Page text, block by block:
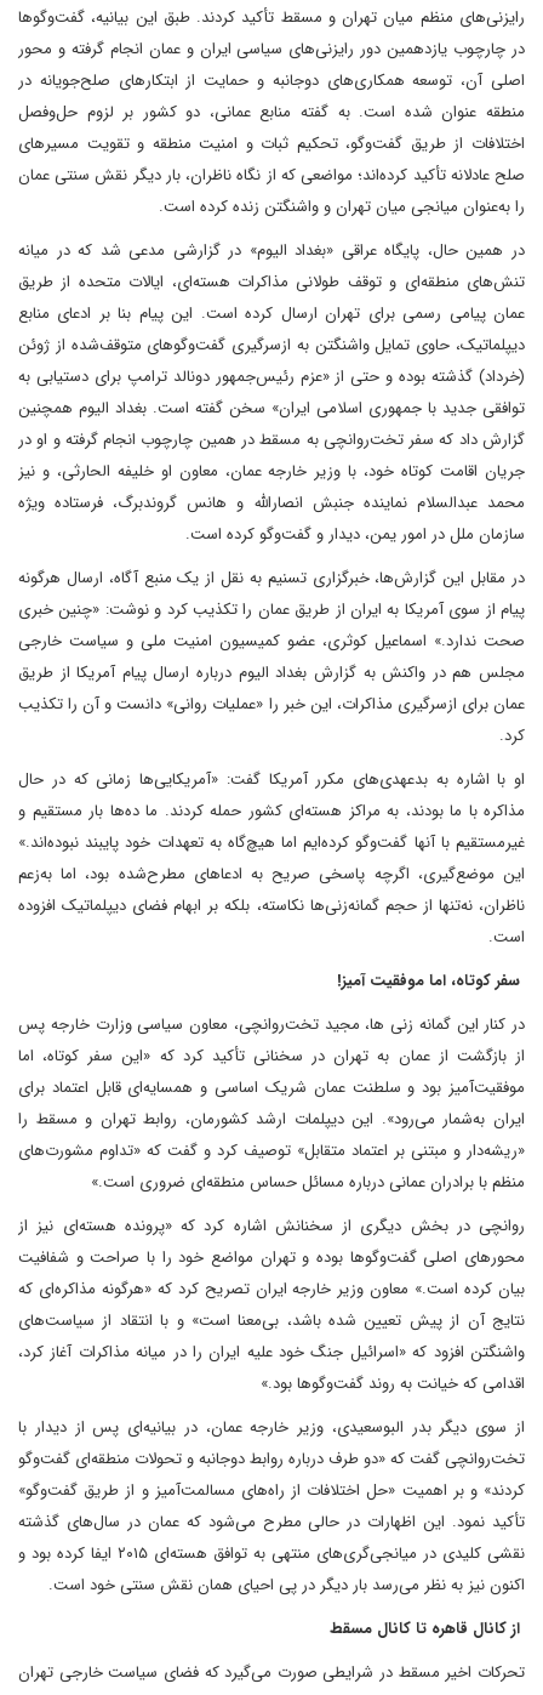
رایزنی‌های منظم میان تهران و مسقط تأکید کردند. طبق این بیانیه، گفت‌وگوها
در چارچوب یازدهمین دور رایزنی‌های سیاسی ایران و عمان انجام گرفته و محور
اصلی آن، توسعه همکاری‌های دوجانبه و حمایت از ابتکارهای صلح‌جویانه در
منطقه عنوان شده است. به گفته منابع عمانی، دو کشور بر لزوم حل‌وفصل
اختلافات از طریق گفت‌وگو، تحکیم ثبات و امنیت منطقه و تقویت مسیرهای
صلح عادلانه تأکید کرده‌اند؛ مواضعی که از نگاه ناظران، بار دیگر نقش سنتی عمان
را به‌عنوان میانجی میان تهران و واشنگتن زنده کرده است.
در همین حال، پایگاه عراقی «بغداد الیوم» در گزارشی مدعی شد که در میانه
تنش‌های منطقه‌ای و توقف طولانی مذاکرات هسته‌ای، ایالات متحده از طریق
عمان پیامی رسمی برای تهران ارسال کرده است. این پیام بنا بر ادعای منابع
دیپلماتیک، حاوی تمایل واشنگتن به ازسرگیری گفت‌وگوهای متوقف‌شده از ژوئن
(خرداد) گذشته بوده و حتی از «عزم رئیس‌جمهور دونالد ترامپ برای دستیابی به
توافقی جدید با جمهوری اسلامی ایران» سخن گفته است. بغداد الیوم همچنین
گزارش داد که سفر تخت‌روانچی به مسقط در همین چارچوب انجام گرفته و او در
جریان اقامت کوتاه خود، با وزیر خارجه عمان، معاون او خلیفه الحارثی، و نیز
محمد عبدالسلام نماینده جنبش انصارالله و هانس گروندبرگ، فرستاده ویژه
سازمان ملل در امور یمن، دیدار و گفت‌وگو کرده است.
در مقابل این گزارش‌ها، خبرگزاری تسنیم به نقل از یک منبع آگاه، ارسال هرگونه
پیام از سوی آمریکا به ایران از طریق عمان را تکذیب کرد و نوشت: «چنین خبری
صحت ندارد.» اسماعیل کوثری، عضو کمیسیون امنیت ملی و سیاست خارجی
مجلس هم در واکنش به گزارش بغداد الیوم درباره ارسال پیام آمریکا از طریق
عمان برای ازسرگیری مذاکرات، این خبر را «عملیات روانی» دانست و آن را تکذیب
کرد.
او با اشاره به بدعهدی‌های مکرر آمریکا گفت: «آمریکایی‌ها زمانی که در حال
مذاکره با ما بودند، به مراکز هسته‌ای کشور حمله کردند. ما ده‌ها بار مستقیم و
غیرمستقیم با آنها گفت‌وگو کرده‌ایم اما هیچ‌گاه به تعهدات خود پایبند نبوده‌اند.»
این موضع‌گیری، اگرچه پاسخی صریح به ادعاهای مطرح‌شده بود، اما به‌زعم
ناظران، نه‌تنها از حجم گمانه‌زنی‌ها نکاسته، بلکه بر ابهام فضای دیپلماتیک افزوده
است.
سفر کوتاه، اما موفقیت آمیز!
در کنار این گمانه زنی ها، مجید تخت‌روانچی، معاون سیاسی وزارت خارجه پس
از بازگشت از عمان به تهران در سخنانی تأکید کرد که «این سفر کوتاه، اما
موفقیت‌آمیز بود و سلطنت عمان شریک اساسی و همسایه‌ای قابل اعتماد برای
ایران به‌شمار می‌رود». این دیپلمات ارشد کشورمان، روابط تهران و مسقط را
«ریشه‌دار و مبتنی بر اعتماد متقابل» توصیف کرد و گفت که «تداوم مشورت‌های
منظم با برادران عمانی درباره مسائل حساس منطقه‌ای ضروری است.»
روانچی در بخش دیگری از سخنانش اشاره کرد که «پرونده هسته‌ای نیز از
محورهای اصلی گفت‌وگوها بوده و تهران مواضع خود را با صراحت و شفافیت
بیان کرده است.» معاون وزیر خارجه ایران تصریح کرد که «هرگونه مذاکره‌ای که
نتایج آن از پیش تعیین شده باشد، بی‌معنا است» و با انتقاد از سیاست‌های
واشنگتن افزود که «اسرائیل جنگ خود علیه ایران را در میانه مذاکرات آغاز کرد،
اقدامی که خیانت به روند گفت‌وگوها بود.»
از سوی دیگر بدر البوسعیدی، وزیر خارجه عمان، در بیانیه‌ای پس از دیدار با
تخت‌روانچی گفت که «دو طرف درباره روابط دوجانبه و تحولات منطقه‌ای گفت‌وگو
کردند» و بر اهمیت «حل اختلافات از راه‌های مسالمت‌آمیز و از طریق گفت‌وگو»
تأکید نمود. این اظهارات در حالی مطرح می‌شود که عمان در سال‌های گذشته
نقشی کلیدی در میانجی‌گری‌های منتهی به توافق هسته‌ای ۲۰۱۵ ایفا کرده بود و
اکنون نیز به نظر می‌رسد بار دیگر در پی احیای همان نقش سنتی خود است.
از کانال قاهره تا کانال مسقط
تحرکات اخیر مسقط در شرایطی صورت می‌گیرد که فضای سیاست خارجی تهران